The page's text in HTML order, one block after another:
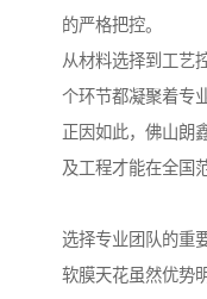
的严格把控。
从材料选择到工艺
个环节都凝聚着专
正因如此，佛山朗
及工程才能在全国
选择专业团队的重
软膜天花虽然优势